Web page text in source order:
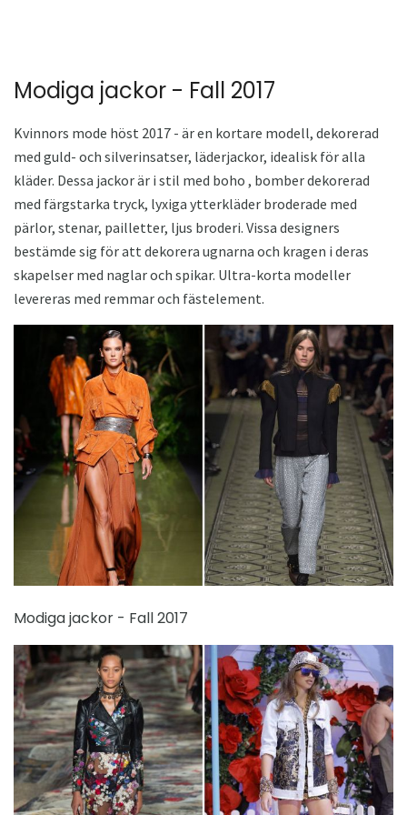
Modiga jackor - Fall 2017
Kvinnors mode höst 2017 - är en kortare modell, dekorerad
med guld- och silverinsatser, läderjackor, idealisk för alla
kläder. Dessa jackor är i stil med boho , bomber dekorerad
med färgstarka tryck, lyxiga ytterkläder broderade med
pärlor, stenar, pailletter, ljus broderi. Vissa designers
bestämde sig för att dekorera ugnarna och kragen i deras
skapelser med naglar och spikar. Ultra-korta modeller
levereras med remmar och fästelement.
Modiga jackor - Fall 2017